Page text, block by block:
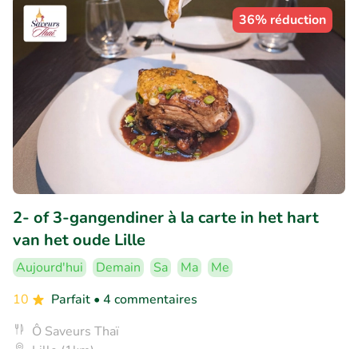
36% réduction
2- of 3-gangendiner à la carte in het hart
van het oude Lille
Aujourd'hui Demain Sa Ma
Me
10
Parfait • 4 commentaires
Ô Saveurs Thaï